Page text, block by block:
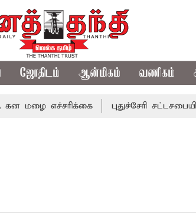
ஜோதிடம் ஆன்மிகம் வணிகம்
மழை எச்சரிக்கை புதுச்சேரி